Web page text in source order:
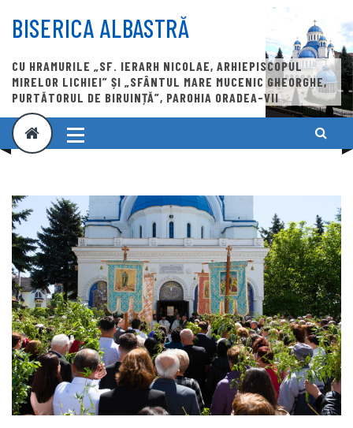
content
BISERICA ALBASTRĂ
CU HRAMURILE „SF. IERARH NICOLAE, ARHIEPISCOPUL
MIRELOR LICHIEI” ȘI „SFÂNTUL MARE MUCENIC GHEORGHE,
PURTĂTORUL DE BIRUINȚĂ”, PAROHIA ORADEA-VII